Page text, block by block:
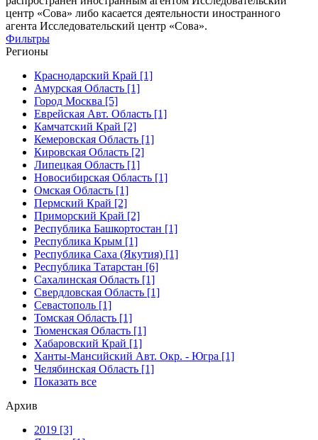
центр «Сова» либо касается деятельности иностранного
агента Исследовательский центр «Сова».
Фильтры
Регионы
Краснодарский Край [1]
Амурская Область [1]
Город Москва [5]
Еврейская Авт. Область [1]
Камчатский Край [2]
Кемеровская Область [1]
Кировская Область [2]
Липецкая Область [1]
Новосибирская Область [1]
Омская Область [1]
Пермский Край [2]
Приморский Край [2]
Республика Башкортостан [1]
Республика Крым [1]
Республика Саха (Якутия) [1]
Республика Татарстан [6]
Сахалинская Область [1]
Свердловская Область [1]
Севастополь [1]
Томская Область [1]
Тюменская Область [1]
Хабаровский Край [1]
Ханты-Мансийский Авт. Окр. - Югра [1]
Челябинская Область [1]
Показать все
Архив
2019 [3]